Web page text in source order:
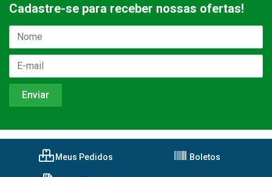
Cadastre-se para receber nossas ofertas!
Meus Pedidos Boletos